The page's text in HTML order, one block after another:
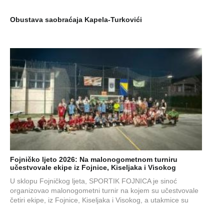
Obustava saobraćaja Kapela-Turkovići
Fojničko ljeto 2026: Na malonogometnom turniru
učestvovale ekipe iz Fojnice, Kiseljaka i Visokog
U sklopu Fojničkog ljeta, SPORTIK FOJNICA je sinoć
organizovao malonogometni turnir na kojem su učestvovale
četiri ekipe, iz Fojnice, Kiseljaka i Visokog, a utakmice su